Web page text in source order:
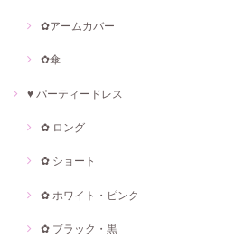
✿アームカバー
✿傘
♥ パーティードレス
✿ ロング
✿ ショート
✿ ホワイト・ピンク
✿ ブラック・黒